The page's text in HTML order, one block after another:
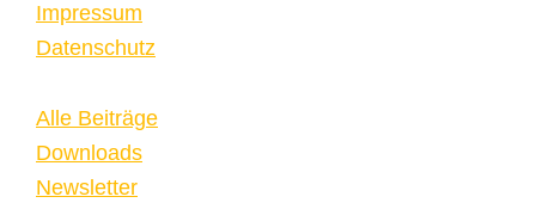
Impressum
Datenschutz
Alle Beiträge
Downloads
Newsletter